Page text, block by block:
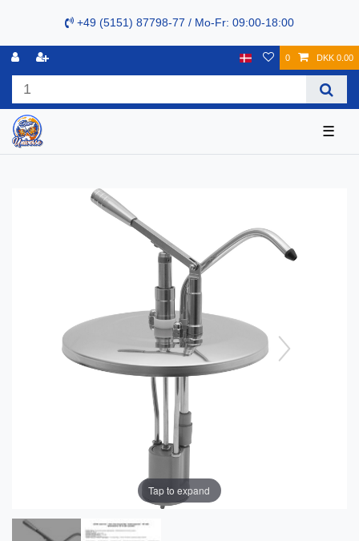
+49 (5151) 87798-77 / Mo-Fr: 09:00-18:00
0 DKK 0.00
☰
Tap to expand